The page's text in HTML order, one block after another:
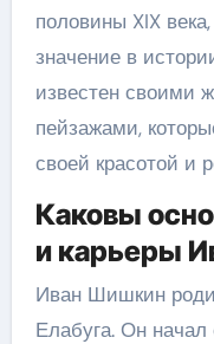
половины XIX
значение в
известен своими
пейзажами,
своей красотой и
Каковы
и карьеры
Иван Шишкин
Елабуга. Он начал